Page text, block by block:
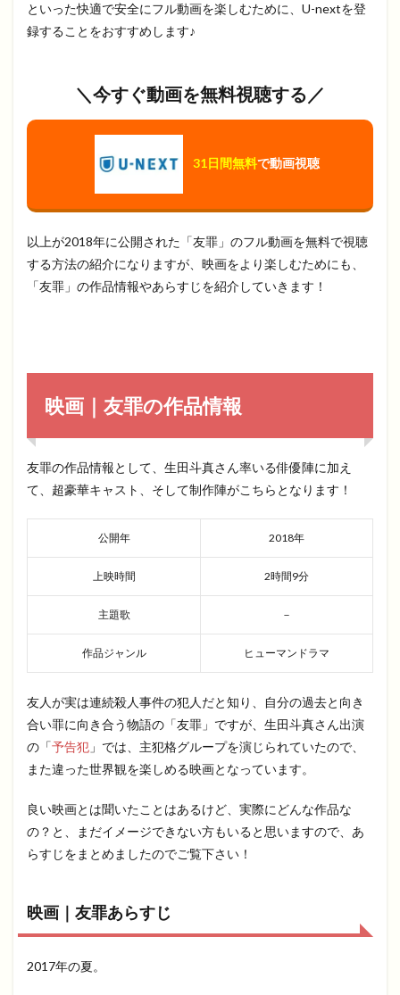
といった快適で安全にフル動画を楽しむために、U-nextを登
録することをおすすめします♪
＼今すぐ動画を無料視聴する／
31日間無料で動画視聴
以上が2018年に公開された「友罪」のフル動画を無料で視聴
する方法の紹介になりますが、映画をより楽しむためにも、
「友罪」の作品情報やあらすじを紹介していきます！
映画｜友罪の作品情報
友罪の作品情報として、生田斗真さん率いる俳優陣に加え
て、超豪華キャスト、そして制作陣がこちらとなります！
公開年 2018年
上映時間 2時間9分
主題歌 －
作品ジャンル ヒューマンドラマ
友人が実は連続殺人事件の犯人だと知り、自分の過去と向き
合い罪に向き合う物語の「友罪」ですが、生田斗真さん出演
の「予告犯 」では、主犯格グループを演じられていたので、
また違った世界観を楽しめる映画となっています。
良い映画とは聞いたことはあるけど、実際にどんな作品な
の？と、まだイメージできない方もいると思いますので、あ
らすじをまとめましたのでご覧下さい！
映画｜友罪あらすじ
2017年の夏。